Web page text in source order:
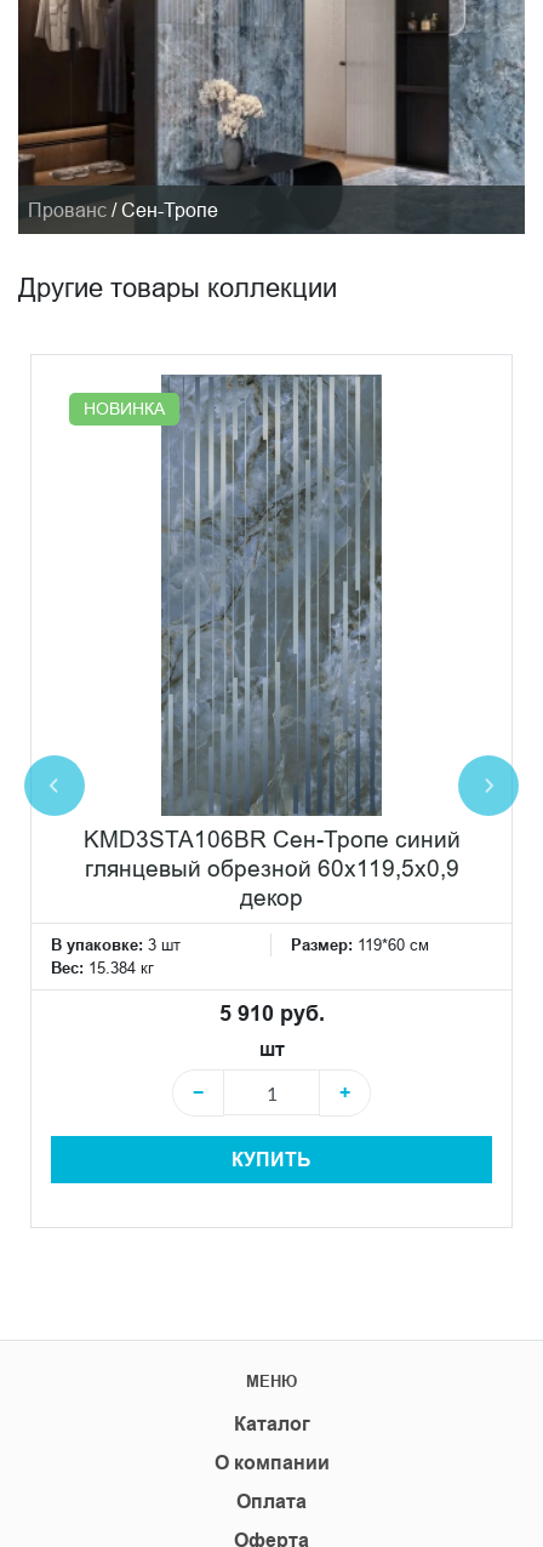
Прованс / Сен-Тропе
Другие товары коллекции
НОВИНКА
KMD3STA106BR Сен-Тропе синий
глянцевый обрезной 60x119,5x0,9
декор
В упаковке: 3 шт Размер: 119*60 см
Вес: 15.384 кг
5 910 руб.
шт
−
+
КУПИТЬ
МЕНЮ
Каталог
О компании
Оплата
Оферта